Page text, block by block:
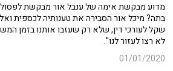
מדוע מבקשת אימה של ענבל אור מבקשת
בתה? מיכל אור הסבירה את טענותיה לכספית
שקל לעורכי דין, שלא רק שעזבו אותנו בזמן
לא רצו לעזור לנו".
01/01/2020